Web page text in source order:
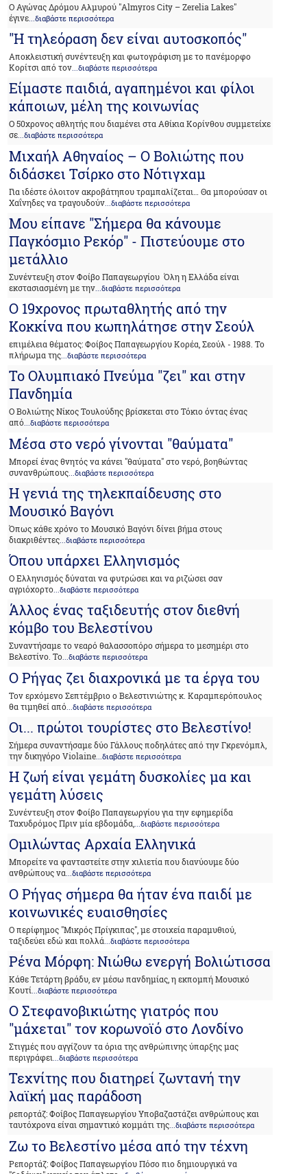
Ο Αγώνας Δρόμου Αλμυρού "Almyros City – Zerelia Lakes"
έγινε...διαβάστε περισσότερα
"Η τηλεόραση δεν είναι αυτοσκοπός"
Αποκλειστική συνέντευξη και φωτογράφιση με το πανέμορφο
Κορίτσι από τον...διαβάστε περισσότερα
Είμαστε παιδιά, αγαπημένοι και φίλοι
κάποιων, μέλη της κοινωνίας
Ο 50χρονος αθλητής που διαμένει στα Αθίκια Κορίνθου συμμετείχε
σε...διαβάστε περισσότερα
Μιχαήλ Αθηναίος – Ο Βολιώτης που
διδάσκει Τσίρκο στο Νότιγχαμ
Για ιδέστε όλοιτον ακροβάτηπου τραμπαλίζεται… Θα μπορούσαν οι
Χαΐνηδες να τραγουδούν ...διαβάστε περισσότερα
Μου είπανε "Σήμερα θα κάνουμε
Παγκόσμιο Ρεκόρ" - Πιστεύουμε στο
μετάλλιο
Συνέντευξη στον Φοίβο Παπαγεωργίου Όλη η Ελλάδα είναι
εκστασιασμένη με την...διαβάστε περισσότερα
Ο 19χρονος πρωταθλητής από την
Κοκκίνα που κωπηλάτησε στην Σεούλ
επιμέλεια θέματος: Φοίβος Παπαγεωργίου Κορέα, Σεούλ - 1988. Το
πλήρωμα της...διαβάστε περισσότερα
Το Ολυμπιακό Πνεύμα "ζει" και στην
Πανδημία
Ο Βολιώτης Νίκος Τουλούδης βρίσκεται στο Τόκιο όντας ένας
από...διαβάστε περισσότερα
Μέσα στο νερό γίνονται "θαύματα"
Μπορεί ένας θνητός να κάνει "θαύματα" στο νερό, βοηθώντας
συνανθρώπους ...διαβάστε περισσότερα
Η γενιά της τηλεκπαίδευσης στο
Μουσικό Βαγόνι
Όπως κάθε χρόνο το Μουσικό Βαγόνι δίνει βήμα στους
διακριθέντες...διαβάστε περισσότερα
Όπου υπάρχει Ελληνισμός
Ο Eλληνισμός δύναται να φυτρώσει και να ριζώσει σαν
αγριόχορτο...διαβάστε περισσότερα
Άλλος ένας ταξιδευτής στον διεθνή
κόμβο του Βελεστίνου
Συναντήσαμε το νεαρό θαλασσοπόρο σήμερα το μεσημέρι στο
Βελεστίνο. Το...διαβάστε περισσότερα
Ο Ρήγας ζει διαχρονικά με τα έργα του
Τον ερχόμενο Σεπτέμβριο ο Βελεστινιώτης κ. Καραμπερόπουλος
θα τιμηθεί από ...διαβάστε περισσότερα
Οι... πρώτοι τουρίστες στο Βελεστίνο!
Σήμερα συναντήσαμε δύο Γάλλους ποδηλάτες από την Γκρενόμπλ,
την δικηγόρο Violaine...διαβάστε περισσότερα
H ζωή είναι γεμάτη δυσκολίες μα και
γεμάτη λύσεις
Συνέντευξη στον Φοίβο Παπαγεωργίου για την εφημερίδα
Ταχυδρόμος Πριν μία εβδομάδα, ...διαβάστε περισσότερα
Ομιλώντας Αρχαία Ελληνικά
Μπορείτε να φανταστείτε στην χιλιετία που διανύουμε δύο
ανθρώπους να...διαβάστε περισσότερα
Ο Ρήγας σήμερα θα ήταν ένα παιδί με
κοινωνικές ευαισθησίες
Ο περίφημος "Μικρός Πρίγκιπας", με στοιχεία παραμυθιού,
ταξιδεύει εδώ και πολλά ...διαβάστε περισσότερα
Ρένα Μόρφη: Νιώθω ενεργή Βολιώτισσα
Κάθε Τετάρτη βράδυ, εν μέσω πανδημίας, η εκπομπή Μουσικό
Κουτί...διαβάστε περισσότερα
Ο Στεφανοβικιώτης γιατρός που
"μάχεται" τον κορωνοϊό στο Λονδίνο
Στιγμές που αγγίζουν τα όρια της ανθρώπινης ύπαρξης μας
περιγράφει...διαβάστε περισσότερα
Τεχνίτης που διατηρεί ζωντανή την
λαϊκή μας παράδοση
ρεπορτάζ: Φοίβος Παπαγεωργίου Υποβαζαστάζει ανθρώπους και
ταυτόχρονα είναι σημαντικό κομμάτι της...διαβάστε περισσότερα
Ζω το Βελεστίνο μέσα από την τέχνη
Ρεπορτάζ: Φοίβος Παπαγεωργίου Πόσο πιο δημιουργικά να